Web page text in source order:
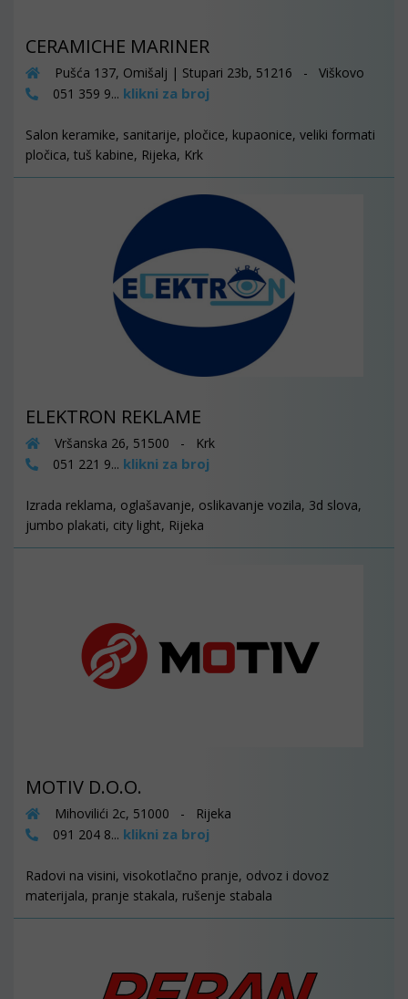
CERAMICHE MARINER
Pušća 137, Omišalj | Stupari 23b, 51216 - Viškovo
051 359 9... klikni za broj
Salon keramike, sanitarije, pločice, kupaonice, veliki formati
pločica, tuš kabine, Rijeka, Krk
ELEKTRON REKLAME
Vršanska 26, 51500 - Krk
051 221 9... klikni za broj
Izrada reklama, oglašavanje, oslikavanje vozila, 3d slova,
jumbo plakati, city light, Rijeka
MOTIV D.O.O.
Mihovilići 2c, 51000 - Rijeka
091 204 8... klikni za broj
Radovi na visini, visokotlačno pranje, odvoz i dovoz
materijala, pranje stakala, rušenje stabala